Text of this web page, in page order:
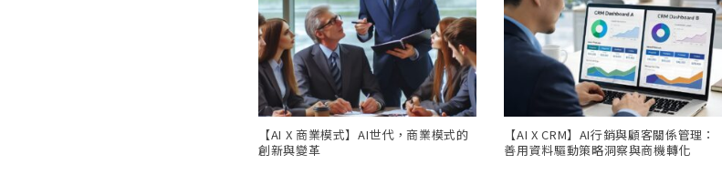
【AI X 商業模式】AI世代，商業模式的
創新與變革
【AI X CRM】AI行銷與顧客關係管理：
善用資料驅動策略洞察與商機轉化